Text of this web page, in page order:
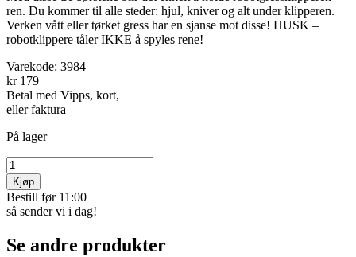
Spørsmål? Ring oss:
Børster til robotklippe
Med disse tre børstene blir det enkelt å holde robotgressklipperen
ren. Du kommer til alle steder: hjul, kniver og alt under klipperen.
Verken vått eller tørket gress har en sjanse mot disse! HUSK –
robotklippere tåler IKKE å spyles rene!